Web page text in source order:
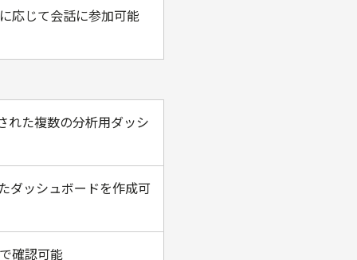
応じて会話に参加可能
れた複数の分析用ダッシ
ダッシュボードを作成可
確認可能